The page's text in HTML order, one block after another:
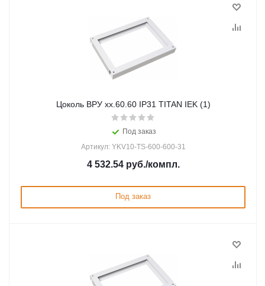
Цоколь ВРУ хх.60.60 IP31 TITAN IEK (1)
Под заказ
Артикул: YKV10-TS-600-600-31
4 532.54руб./компл.
Под заказ